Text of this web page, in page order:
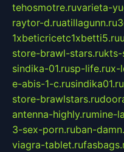
tehosmotre.ruvarieta-
raytor-d.ruatillagunn.ru
1xbeticricetc1xbetti5.ru
store-brawl-stars.rukts-
sindika-01.rusp-life.rux-
e-abis-1-c.rusindika01.ru
store-brawlstars.ru
antenna-highly.rumine-
3-sex-porn.ruban-
viagra-tablet.ru